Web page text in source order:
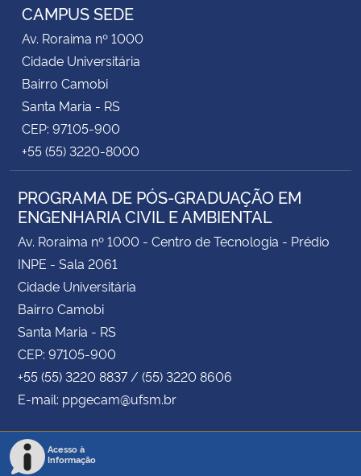
CAMPUS SEDE
Av. Roraima nº 1000
Cidade Universitária
Bairro Camobi
Santa Maria - RS
CEP: 97105-900
+55 (55) 3220-8000
PROGRAMA DE PÓS-GRADUAÇÃO EM
ENGENHARIA CIVIL E AMBIENTAL
Av. Roraima nº 1000 - Centro de Tecnologia - Prédio
INPE - Sala 2061
Cidade Universitária
Bairro Camobi
Santa Maria - RS
CEP: 97105-900
+55 (55) 3220 8837 / (55) 3220 8606
E-mail: ppgecam@ufsm.br
Acesso à
Informação